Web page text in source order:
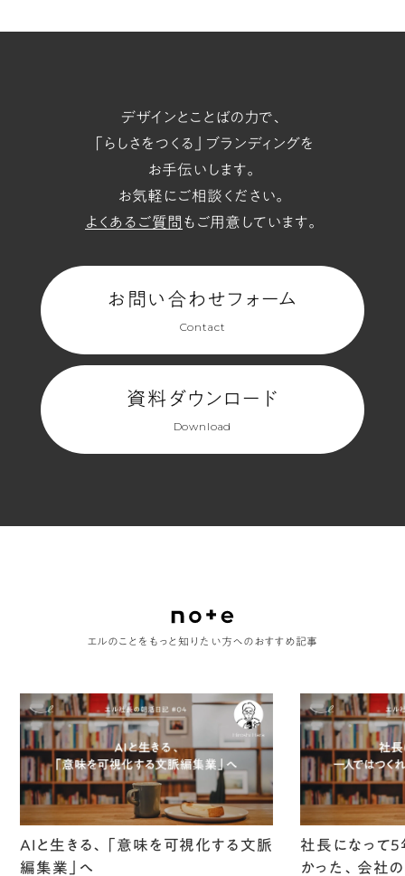
デザインとことばの力で、
「らしさをつくる」ブランディングを
お手伝いします。
お気軽にご相談ください。
よくあるご質問 もご用意しています。
お問い合わせフォーム
Contact
資料ダウンロード
Download
エルのことをもっと知りたい方へのおすすめ記事
AIと生きる、「意味を可視化する文脈
編集業」へ
社長になって5
かった、会社